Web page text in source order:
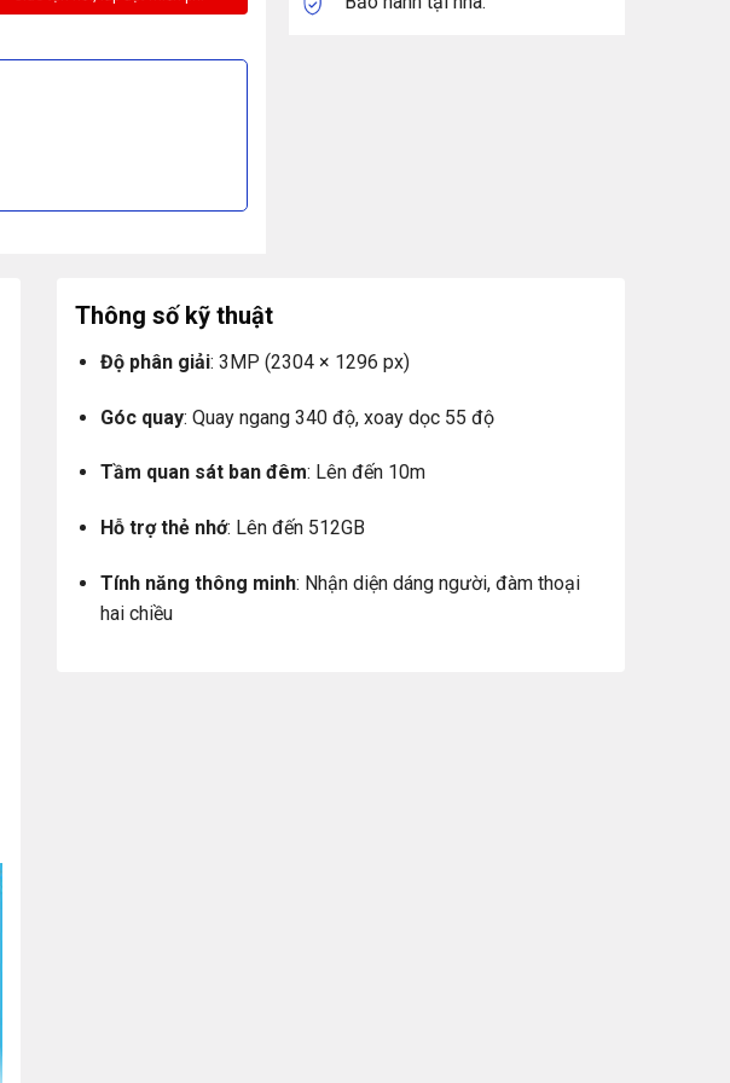
Thông số kỹ thuật
Độ phân giải: 3MP (2304 × 1296 px)
Góc quay: Quay ngang 340 độ, xoay dọc 55 độ
Tầm quan sát ban đêm: Lên đến 10m
Hỗ trợ thẻ nhớ: Lên đến 512GB
Tính năng thông minh: Nhận diện dáng người, đàm thoại
hai chiều